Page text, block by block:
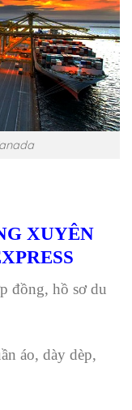
XUYÊN
đồng, hồ sơ du
áo, dày dèp,